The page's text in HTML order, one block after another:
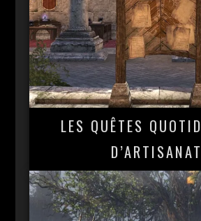
LES QUÊTES
D’ARTISANAT